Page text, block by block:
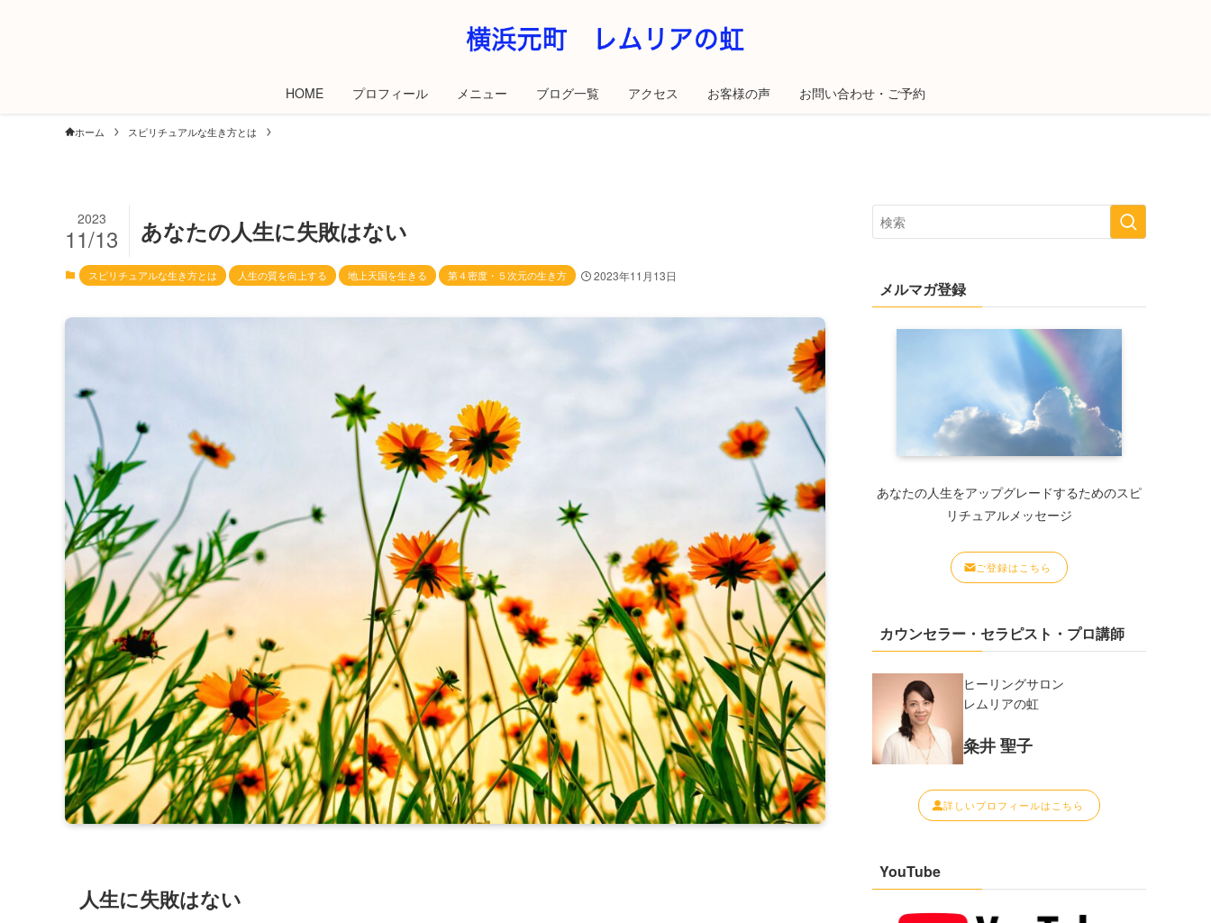
HOME プロフィール メニュー ブログ一覧 アクセス お客様の声 お問い合わせ・ご予約
ホーム スピリチュアルな生き方とは
あなたの人生に失敗はない
2023
11/13
スピリチュアルな生き方とは 人生の質を向上する 地上天国を生きる 第４密度・５次元の生き方 2023年11月13日
人生に失敗はない
メルマガ登録
あなたの人生をアップグレードするためのスピ
リチュアルメッセージ
ご登録はこちら
カウンセラー・セラピスト・プロ講師
ヒーリングサロン
レムリアの虹
粂井 聖子
詳しいプロフィールはこちら
YouTube